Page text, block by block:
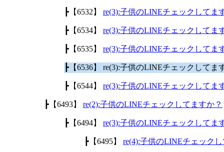
┣【6532】 re(3):子供のLINEチェックしてま
┣【6534】 re(3):子供のLINEチェックしてま
┣【6535】 re(3):子供のLINEチェックしてま
┣【6536】 re(3):子供のLINEチェックしてま
┣【6544】 re(3):子供のLINEチェックしてま
┣【6493】 re(2):子供のLINEチェックしてますか？
┣【6494】 re(3):子供のLINEチェックしてま
┣【6495】 re(4):子供のLINEチェック